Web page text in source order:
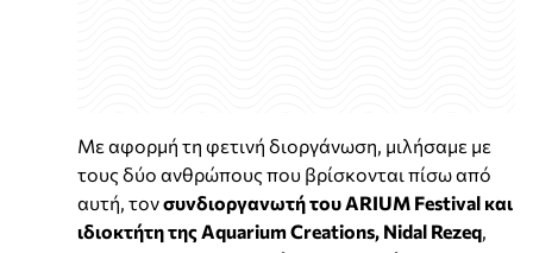
Με αφορμή τη φετινή διοργάνωση, μιλήσαμε με
τους δύο ανθρώπους που βρίσκονται πίσω από
αυτή, τονσυνδιοργανωτή του ARIUM Festival και
ιδιοκτήτη της Aquarium Creations, Nidal Rezeq,